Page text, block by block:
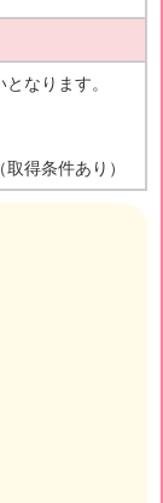
なります。
得条件あり）